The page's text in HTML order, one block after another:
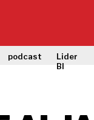
podcast
Lider
BI